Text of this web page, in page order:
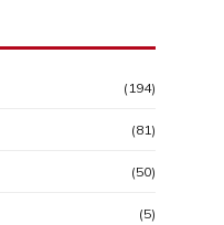
(194)
(81)
(50)
(5)